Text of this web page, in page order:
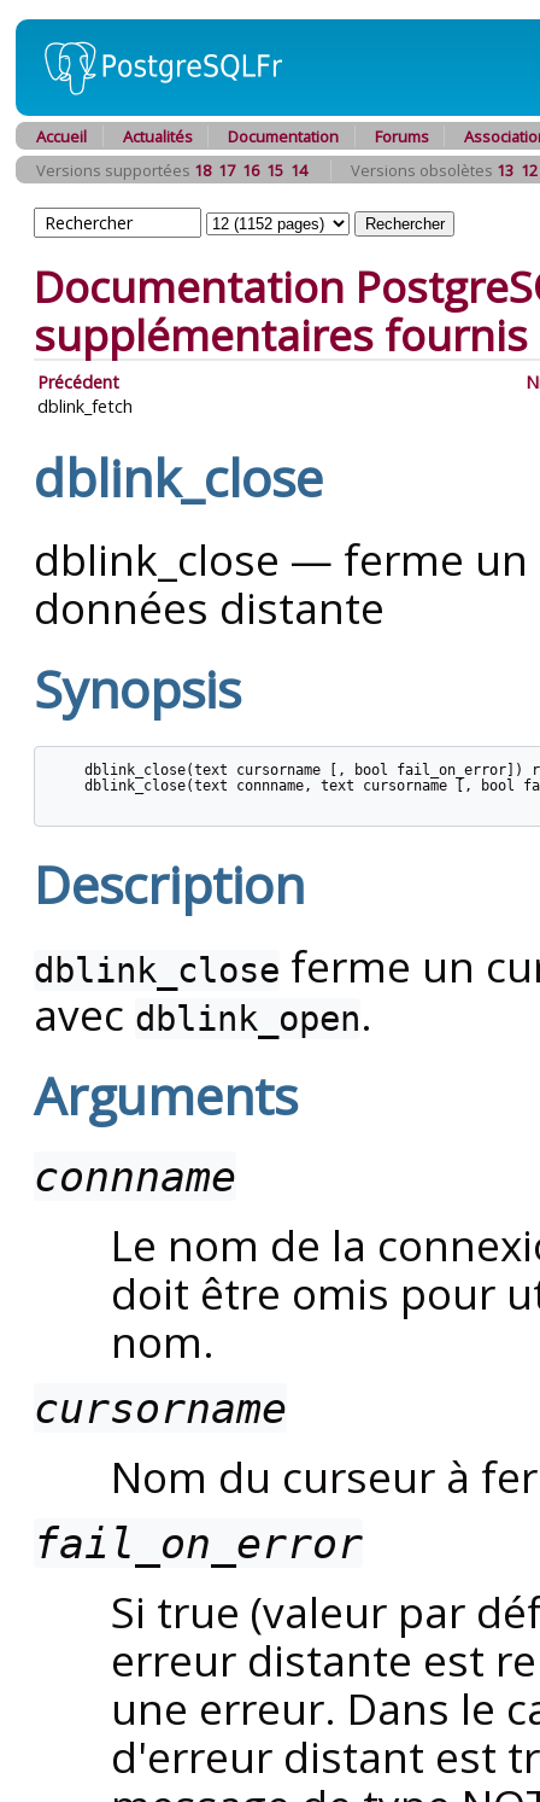
Accueil Actualités Documentation Forums
Versions supportées 18 17 16 15 14 Versions obsolètes 13 12
Documentation
supplémentaires fournis
Précédent
dblink_fetch
dblink_close
dblink_close — ferme
données distante
Synopsis
dblink_close(text cursorname [, bool fail_on_error])
dblink_close(text connname, text cursorname [, bool
Description
dblink_close ferme un
avec dblink_open.
Arguments
connname
Le nom de la
doit être omis pour
nom.
cursorname
Nom du curseur à
fail_on_error
Si true (valeur par
erreur distante est
une erreur. Dans le
d'erreur distant est